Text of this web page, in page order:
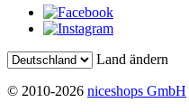
Land ändern
© 2010-2026 niceshops GmbH